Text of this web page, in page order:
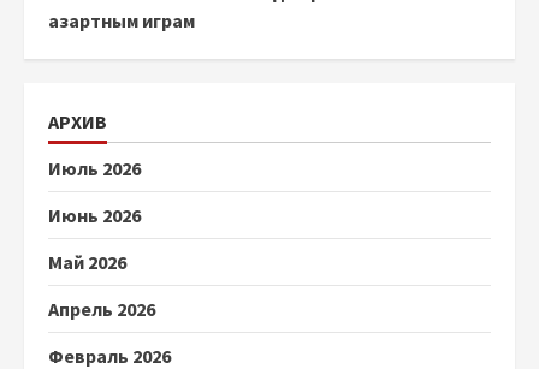
азартным играм
АРХИВ
Июль 2026
Июнь 2026
Май 2026
Апрель 2026
Февраль 2026